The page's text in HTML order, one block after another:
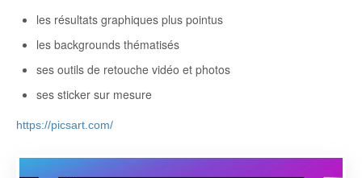
les résultats graphiques plus pointus
les backgrounds thématisés
ses outils de retouche vidéo et photos
ses sticker sur mesure
https://picsart.com/